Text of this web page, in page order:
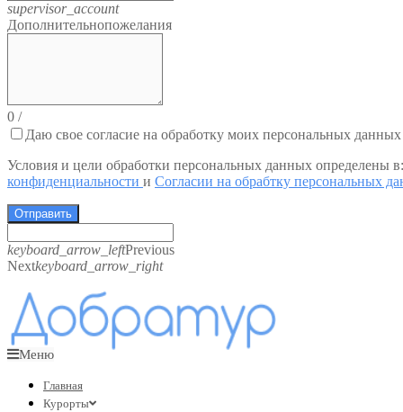
supervisor_account
Дополнительнопожелания
0 /
Даю свое согласие на обработку моих персональных данных
Условия и цели обработки персональных данных определены
конфиденциальности и Согласии на обрабтку персональных
Отправить
keyboard_arrow_leftPrevious
Nextkeyboard_arrow_right
Меню
Главная
Курорты